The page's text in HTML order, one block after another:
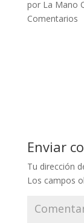
por La Mano
Comentarios
Enviar
Tu dirección
Los campos